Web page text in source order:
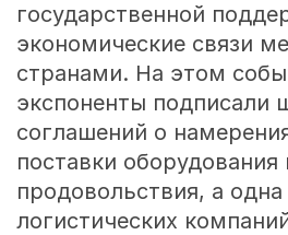
государственной
экономические связи
странами. На этом
экспоненты подписали
соглашений о
поставки оборудования
продовольствия, а одна
логистических